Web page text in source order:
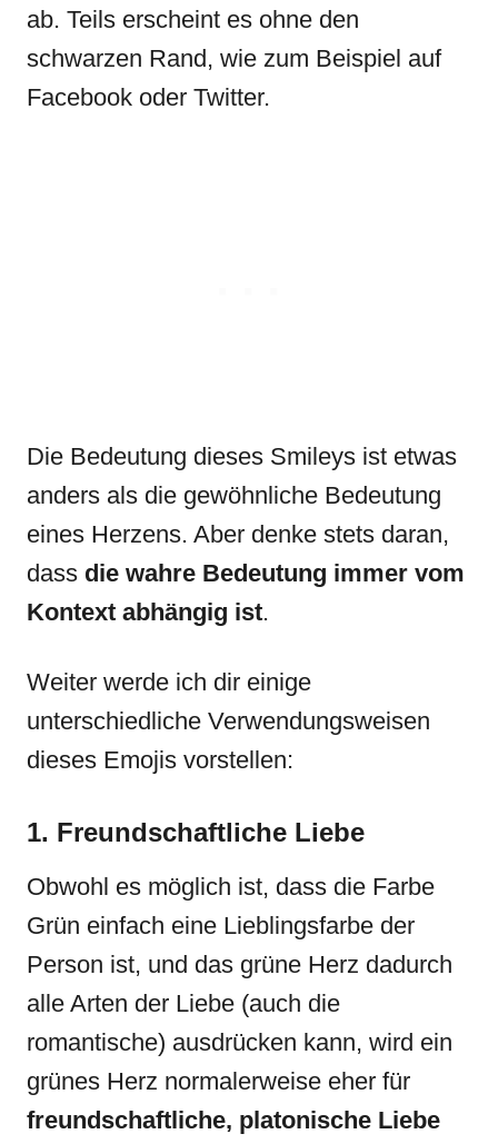
ab. Teils erscheint es ohne den
schwarzen Rand, wie zum Beispiel auf
Facebook oder Twitter.
Die Bedeutung dieses Smileys ist etwas
anders als die gewöhnliche Bedeutung
eines Herzens. Aber denke stets daran,
dass die wahre Bedeutung immer vom
Kontext abhängig ist.
Weiter werde ich dir einige
unterschiedliche Verwendungsweisen
dieses Emojis vorstellen:
1. Freundschaftliche Liebe
Obwohl es möglich ist, dass die Farbe
Grün einfach eine Lieblingsfarbe der
Person ist, und das grüne Herz dadurch
alle Arten der Liebe (auch die
romantische) ausdrücken kann, wird ein
grünes Herz normalerweise eher für
freundschaftliche, platonische Liebe